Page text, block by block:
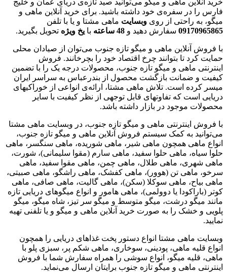
خرید آنلاین ماهی و میگو می‌توانید صید تازه‌ی دریای عمان و خلیج
فارس را در سفره‌ی خود داشته باشید. برای خرید آنلاین ماهی و
میگو، به راحتی از روی وبسایت ماهی مشتا و یا با تلفن
09170965865 سفارش دهید و 48 ساعته با یخ ویژه تحویل بگیرید.
با فروش آنلاین ماهی و میگو تازه جنوب می‌توان از صیادان محلی
حمایت کرد تا بتوانند چرخ اقتصاد خود را بچرخانند. فروش
اینترنتی ماهی و میگو تازه جنوب، محصولات درجه یک را با تضمین
کیفیت و ضمانت بازگشت محصول از بندرعباس به سراسر ایران
میسر کرده است. تلاش ماهی مشتا، ارائه‌ی انواعی از خوراکیهای
دریایی است که تفاوتهای قابل توجهی از نظر کیفیت با سایر
محصولات موجود در بازار داشته باشد.
با فروش اینترنتی ماهی و میگو تازه جنوب، در وبسایت ماهی مشتا
می‌توانید به کمک سیستم فروش آنلاین ماهی و میگو تازه جنوب،
انواع ماهی همچون ماهی شیر، ماهی شوریده، ماهی سنگسر، ماهی
حلوا سیاه، ماهی حلوا سفید، ماهی سارم (مقوا سلیمانی)، شورت،
ماهی شهری، ماهی طلال، ماهی چمن، ماهی مقوا سفید، ماهی
سرخو، ماهی تن (هوور)، ماهی کفشک، ماهی راشگو، ماهی صبیتی،
ماهی بیاح، ماهی سوکلا (سکن)، ماهی گالیت، ماهی صافی، ماهی
کوتر (باراکودا یا دوولمی)، ماهی هامور و انواع میگوهای دریایی تازه
مانند میگو درشت، میگو متوسط و میگو سر تیز، شاه میگو، میگو
پلویی و خشک را به صورت خرید آنلاین ماهی و میگو و یا تلفنی تهیه
نمایید.
وبسایت ماهی مشتا انواع دستور پخت غذاهای دریایی را همچون
انواع قلیه ماهی، پودینی، سوخاری، ماهی شکم پر، سبزی پلو با
ماهی، قلیه میگو، انواع سوشی را همراه سفارش شما با فروش
اینترنتی ماهی و میگو تازه جنوب برایتان ارسال می‌نماید.